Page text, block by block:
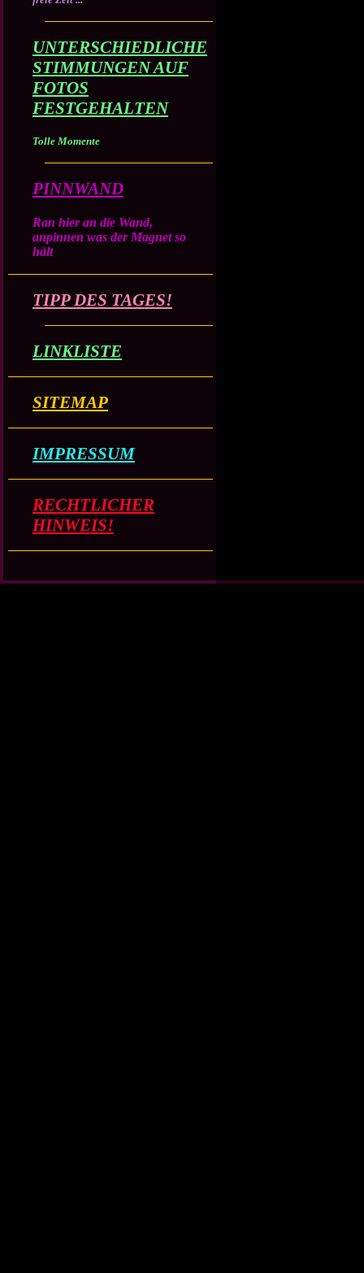
UNTERSCHIEDLICHE
STIMMUNGEN AUF
FOTOS
FESTGEHALTEN
Tolle Momente
PINNWAND
Ran hier an die Wand,
anpinnen was der Magnet so
hält
TIPP DES TAGES!
LINKLISTE
SITEMAP
IMPRESSUM
RECHTLICHER
HINWEIS!